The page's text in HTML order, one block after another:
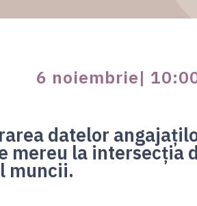
6 noiembrie|
datelor
mereu la intersecția
muncii.